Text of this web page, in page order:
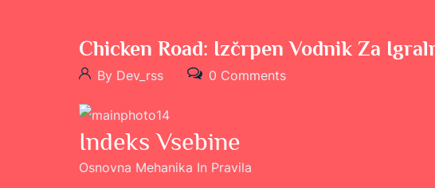
Chicken Road: Izčrpen Vodnik Za
By Dev_rss 0 Comments
Indeks Vsebine
Osnovna Mehanika In Pravila